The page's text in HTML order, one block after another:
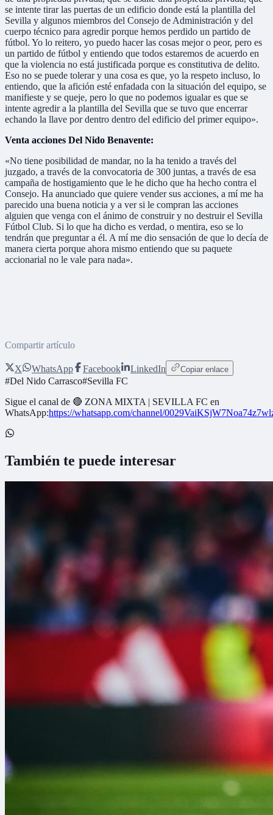
se intente tirar las puertas de un edificio donde está la plantilla del
Sevilla y algunos miembros del Consejo de Administración y del
cuerpo técnico para agredir porque hemos perdido un partido de
fútbol. Yo lo reitero, yo puedo hacer las cosas mejor o peor, pero es
un partido de fútbol y entiendo que todos estaremos de acuerdo en
que la violencia no está justificada porque es constitutiva de delito.
Eso no se puede tolerar y una cosa es que, yo la respeto incluso, lo
entiendo, que la afición esté enfadada con la situación del equipo, se
manifieste y se queje, pero lo que no podemos igualar es que se
intente agredir a la plantilla del Sevilla que se tuvo que encerrar
echando la llave por dentro dentro del edificio del primer equipo».
Venta acciones Del Nido Benavente:
«No tiene posibilidad de mandar, no la ha tenido a través del
juzgado, a través de la convocatoria de 300 juntas, a través de esa
campaña de hostigamiento que le he dicho que ha hecho contra el
Consejo. Ha anunciado que quiere vender sus acciones, a mí me ha
parecido una buena noticia y a ver si le compran las acciones
alguien que venga con el ánimo de construir y no destruir el Sevilla
Fútbol Club. Si lo que ha dicho es verdad, o mentira, eso se lo
tendrán que preguntar a él. A mí me dio sensación de que lo decía de
manera cierta porque ahora mismo entiendo que su paquete
accionarial no le vale para nada».
Compartir artículo
X WhatsApp Facebook LinkedIn Copiar enlace
#Del Nido Carrasco#Sevilla FC
Sigue el canal de 🔴 ZONA MIXTA | SEVILLA FC en
WhatsApp:https://whatsapp.com/channel/
También te puede interesar